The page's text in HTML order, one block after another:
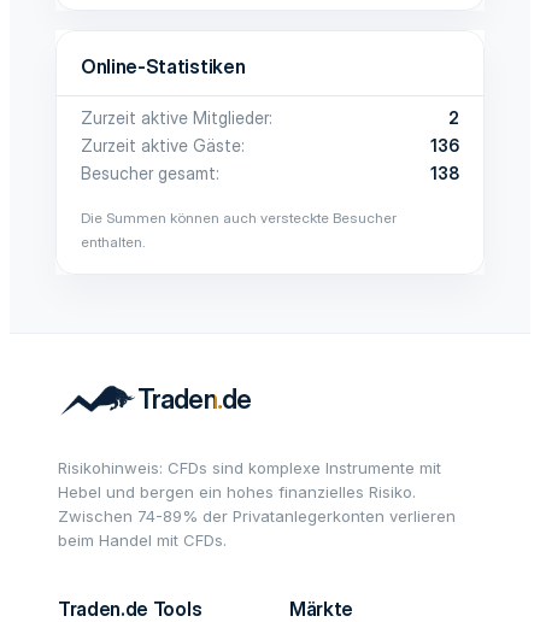
Online-Statistiken
Zurzeit aktive Mitglieder
2
Zurzeit aktive Gäste
136
Besucher gesamt
138
Die Summen können auch versteckte Besucher
enthalten.
Risikohinweis: CFDs sind komplexe Instrumente mit
Hebel und bergen ein hohes finanzielles Risiko.
Zwischen 74-89% der Privatanlegerkonten verlieren
beim Handel mit CFDs.
Traden.de Tools Märkte